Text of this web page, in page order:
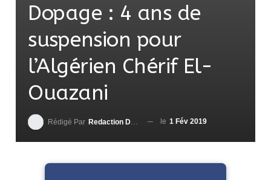
Dopage : 4 ans de
suspension pour
l’Algérien Chérif El-
Ouazani
Rédigé Par Redaction DjenaSport le 1 Fév 2019